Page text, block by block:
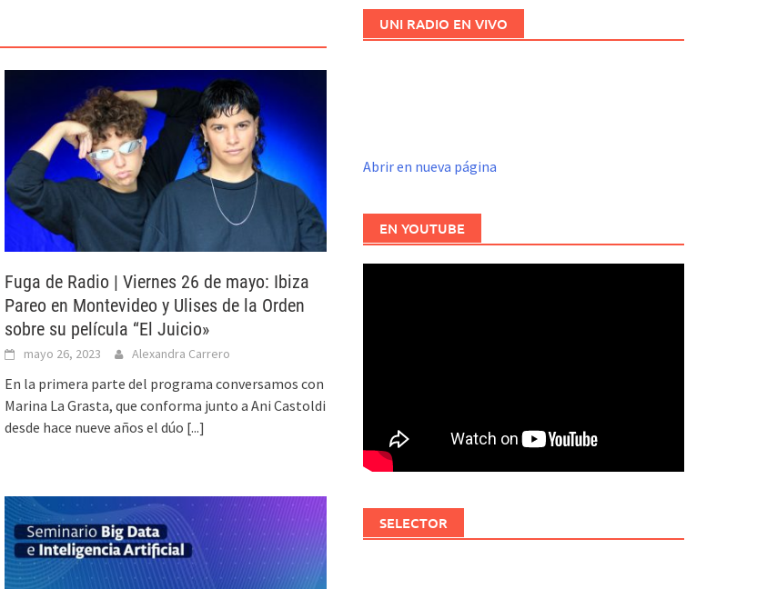
Fuga de Radio | Viernes 26 de mayo: Ibiza
Pareo en Montevideo y Ulises de la Orden
sobre su película “El Juicio»
mayo 26, 2023 Alexandra Carrero
En la primera parte del programa conversamos con
Marina La Grasta, que conforma junto a Ani Castoldi
desde hace nueve años el dúo [...]
UNI RADIO EN VIVO
Abrir en nueva página
EN YOUTUBE
SELECTOR